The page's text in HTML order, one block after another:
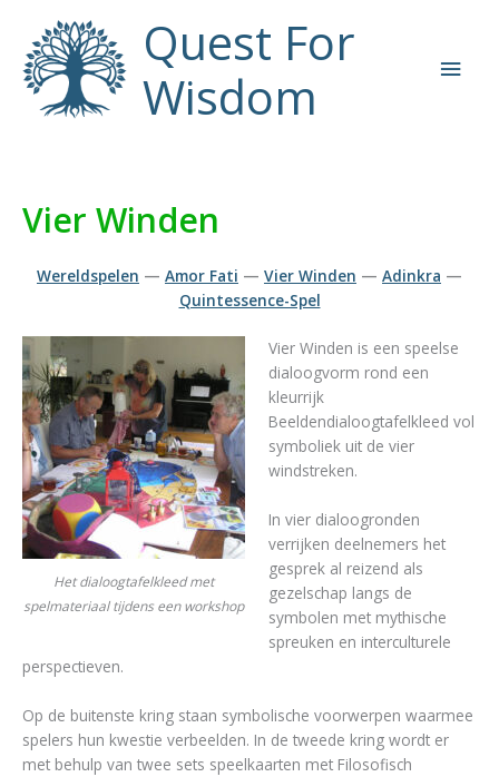
inhoud
Quest For
Wisdom
Vier Winden
Wereldspelen — Amor Fati — Vier Winden — Adinkra —
Quintessence-Spel
Het dialoogtafelkleed met
spelmateriaal tijdens een workshop
Vier Winden is een speelse
dialoogvorm rond een
kleurrijk
Beeldendialoogtafelkleed vol
symboliek uit de vier
windstreken.
In vier dialoogronden
verrijken deelnemers het
gesprek al reizend als
gezelschap langs de
symbolen met mythische
spreuken en interculturele
perspectieven.
Op de buitenste kring staan symbolische voorwerpen waarmee
spelers hun kwestie verbeelden. In de tweede kring wordt er
met behulp van twee sets speelkaarten met Filosofisch